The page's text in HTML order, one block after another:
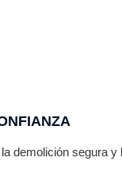
demolición segura y